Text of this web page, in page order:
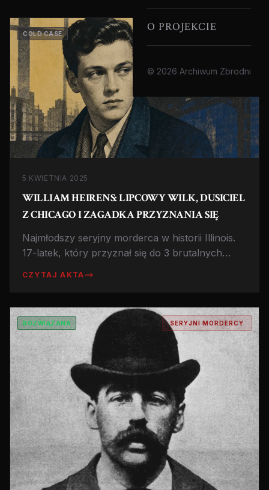
O PROJEKCIE
© 2026 Archiwum Zbrodni
COLD CASE SERYJNI MORDERCY
5 KWIETNIA 2025
WILLIAM HEIRENS: LIPCOWY WILK, DUSICIEL
Z CHICAGO I ZAGADKA PRZYZNANIA SIĘ
Najmłodszy seryjny morderca w historii Illinois.
17-latek, który przyznał się do 3 brutalnych
CZYTAJ AKTA
ROZWIĄZANA SERYJNI MORDERCY